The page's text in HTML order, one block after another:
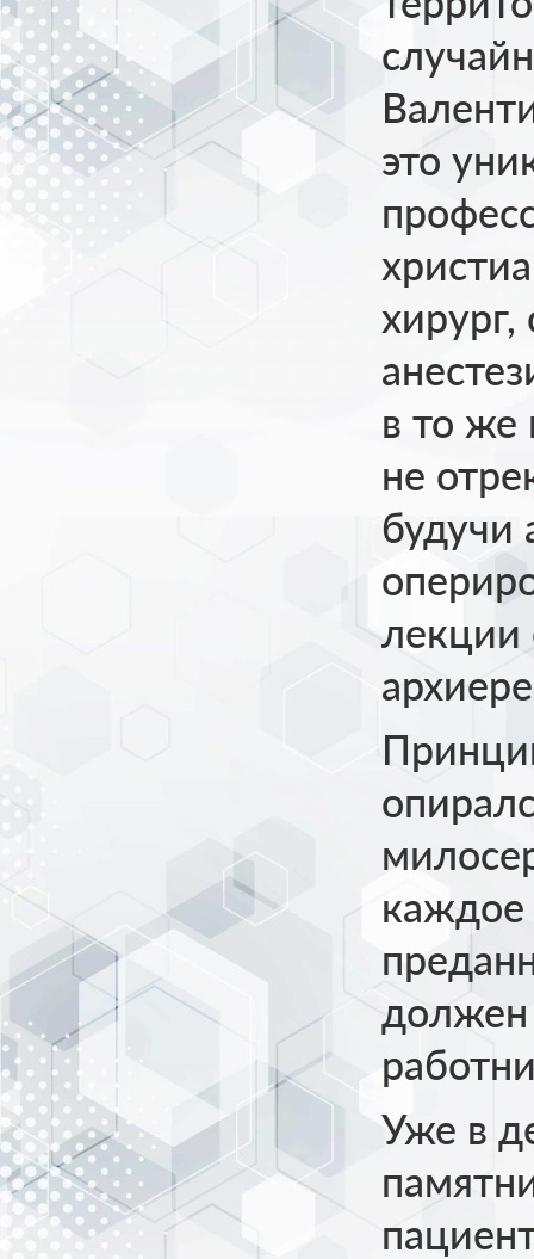
это
в то же
не
будучи
лекции
каждое
должен
Уже в